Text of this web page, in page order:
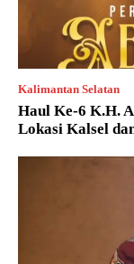
Kalimantan Selatan
Haul Ke-6 K.H.
Lokasi Kalsel